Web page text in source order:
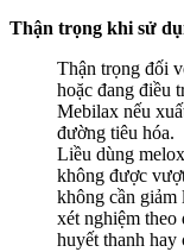
Thận trọng khi sử
Thận trọng đối
hoặc đang điều
Mebilax nếu
đường tiêu hóa.
Liều dùng
không được
không cần giảm
xét nghiệm theo
huyết thanh hay